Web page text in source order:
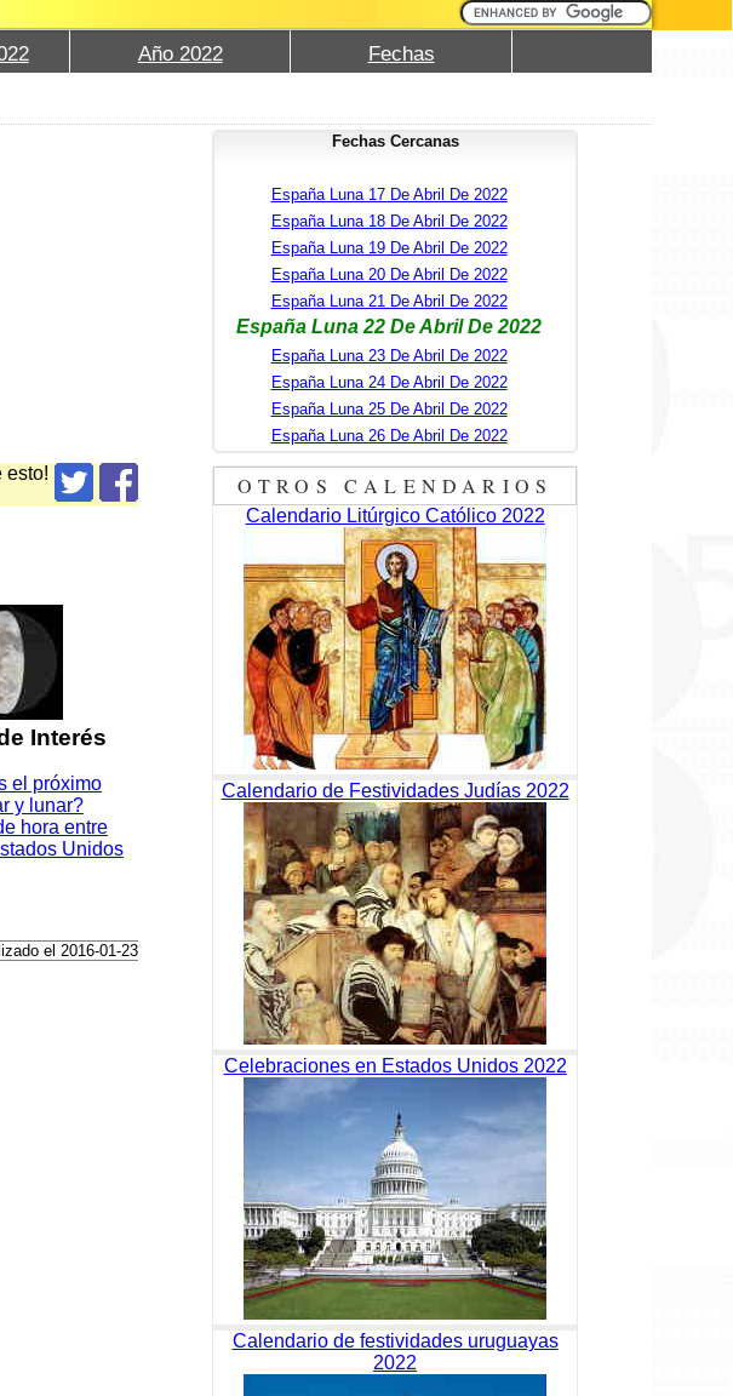
Año 2022 Fechas
esto!
Interés
el próximo
y lunar?
hora entre
Unidos
el 2016-01-23
Fechas Cercanas
España Luna 17 De Abril De 2022
España Luna 18 De Abril De 2022
España Luna 19 De Abril De 2022
España Luna 20 De Abril De 2022
España Luna 21 De Abril De 2022
España Luna 22 De Abril De 2022
España Luna 23 De Abril De 2022
España Luna 24 De Abril De 2022
España Luna 25 De Abril De 2022
España Luna 26 De Abril De 2022
OTROS CALENDARIOS
Calendario Litúrgico Católico 2022
Calendario de Festividades Judías 2022
Celebraciones en Estados Unidos 2022
Calendario de festividades uruguayas
2022